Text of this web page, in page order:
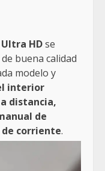
HDse
buena calidad
modelo y
interior
distancia,
de
corriente.